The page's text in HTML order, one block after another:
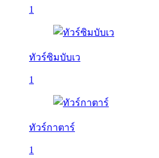
1
ทัวร์ซิมบับเว
1
ทัวร์กาตาร์
1